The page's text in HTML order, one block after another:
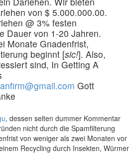
von $ 5.000.000.00.
@ 3% festen
Dauer von 1-20 Jahren.
Monate Gnadenfrist,
beginnt [sic!]. Also,
sind, In Getting A
Gott
, dessen selten dummer Kommentar
nicht durch die Spamfilterung
von weniger als zwei Monaten vor
Recycling durch Insekten, Würmer